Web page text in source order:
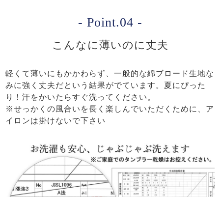
- Point.04 -
こんなに薄いのに丈夫
軽くて薄いにもかかわらず、一般的な綿ブロード生地な
みに強く丈夫だという結果がでています。夏にぴった
り！汗をかいたらすぐ洗ってください。
※せっかくの風合いを長く楽しんでいただくために、ア
イロンは掛けないで下さい